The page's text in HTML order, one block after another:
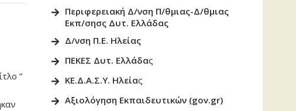
”
Περιφερειακή Δ/νση Π/θμιας-Δ/θμιας
Εκπ/σησς Δυτ. Ελλάδας
Δ/νση Π.Ε. Ηλείας
ΠΕΚΕΣ Δυτ. Ελλάδας
ΚΕ.Δ.Α.Σ.Υ. Ηλείας
Αξιολόγηση Εκπαιδευτικών (gov.gr)